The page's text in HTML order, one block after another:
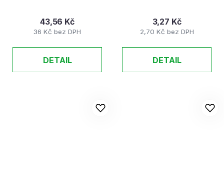
36 Kč bez DPH
43,56 Kč
DETAIL
2,70 Kč bez DPH
3,27 Kč
DETAIL